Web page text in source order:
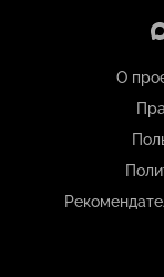
О